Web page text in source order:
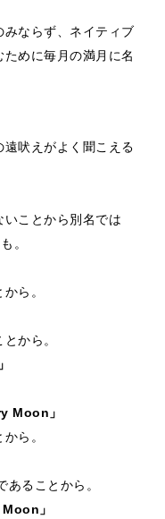
みならず、ネイティブ
めに毎月の満月に名
吠えがよく聞こえる
ことから別名では
。
ら。
から。
Moon」
ら。
ることから。
」